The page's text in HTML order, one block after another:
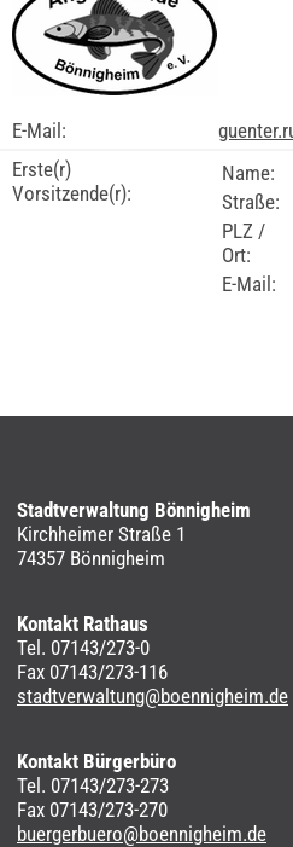
E-Mail:
Erste(r)
Vorsitzende(r):
Name:
Straße:
PLZ /
Ort:
E-Mail:
Stadtverwaltung Bönnigheim
Kirchheimer Straße 1
74357 Bönnigheim
Kontakt Rathaus
Tel. 07143/273-0
Fax 07143/273-116
stadtverwaltung@boennigheim.de
Kontakt Bürgerbüro
Tel. 07143/273-273
Fax 07143/273-270
buergerbuero@boennigheim.de